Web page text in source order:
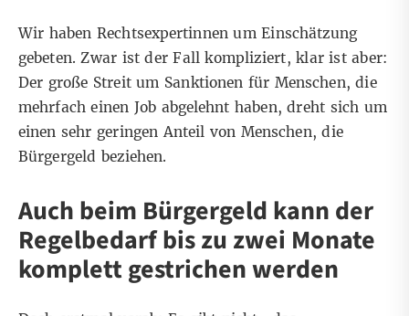
Wir haben Rechtsexpertinnen um Einschätzung
gebeten. Zwar ist der Fall kompliziert, klar ist aber:
Der große Streit um Sanktionen für Menschen, die
mehrfach einen Job abgelehnt haben, dreht sich um
einen sehr geringen Anteil von Menschen, die
Bürgergeld beziehen.
Auch beim Bürgergeld kann der
Regelbedarf bis zu zwei Monate
komplett gestrichen werden